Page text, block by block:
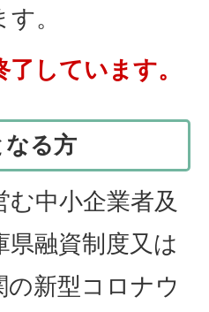
。
しています。
なる方
中小企業者及
県融資制度又は
の新型コロナウ